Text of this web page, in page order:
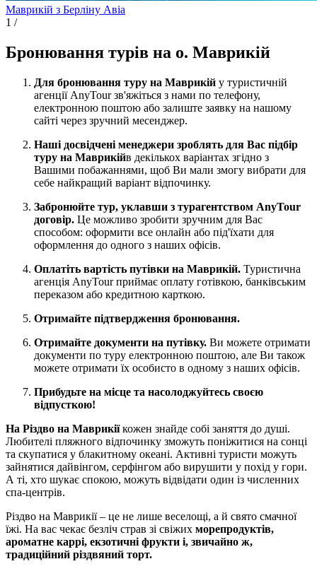
Маврикій з Берліну Авіа
1 /
Бронювання турів на о. Маврикій
Для бронювання туру на Маврикій у туристичній
агенції AnyTour зв'яжіться з нами по телефону,
електронною поштою або залиште заявку на нашому
сайті через зручний месенджер.
Наші досвідчені менеджери зроблять для Вас підбір
туру на Маврикійв декількох варіантах згідно з
Вашими побажаннями, щоб Ви мали змогу вибрати для
себе найкращий варіант відпочинку.
Забронюйте тур, уклавши з турагентством AnyTour
договір. Це можливо зробити зручним для Вас
способом: оформити все онлайн або під'їхати для
оформлення до одного з наших офісів.
Оплатіть вартість путівки на Маврикій. Туристична
агенція AnyTour приймає оплату готівкою, банківським
переказом або кредитною карткою.
Отримайте підтвердження бронювання.
Отримайте документи на путівку. Ви можете отримати
документи по туру електронною поштою, але Ви також
можете отримати їх особисто в одному з наших офісів.
Прибудьте на місце та насолоджуйтесь своєю
відпусткою!
На Різдво на Маврикіїкожен знайде собі заняття до душі.
Любителі пляжного відпочинку зможуть поніжитися на сонці
та скупатися у блакитному океані. Активні туристи можуть
зайнятися дайвінгом, серфінгом або вирушити у похід у гори.
А ті, хто шукає спокою, можуть відвідати один із численних
спа-центрів.
Різдво на Маврикії – це не лише веселощі, а й свято смачної
їжі. На вас чекає безліч страв зі свіжих морепродуктів,
ароматне каррі, екзотичні фрукти і, звичайно ж,
традиційний різдвяний торт.